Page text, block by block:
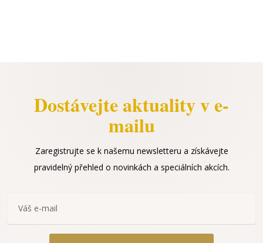
Dostávejte aktuality v e-
mailu
Zaregistrujte se k našemu newsletteru a získávejte
pravidelný přehled o novinkách a speciálních akcích.